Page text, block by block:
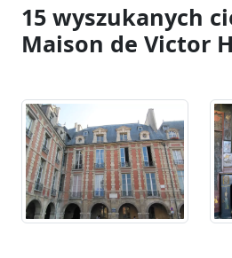
15 wyszukanych
Maison de Victor